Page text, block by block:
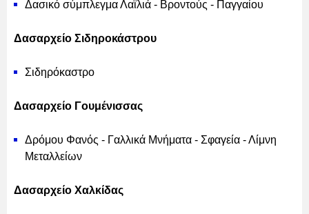
Δασικό σύμπλεγμα Λαϊλιά - Βροντούς - Παγγαίου
Δασαρχείο Σιδηροκάστρου
Σιδηρόκαστρο
Δασαρχείο Γουμένισσας
Δρόμου Φανός - Γαλλικά Μνήματα - Σφαγεία - Λίμνη
Μεταλλείων
Δασαρχείο Χαλκίδας